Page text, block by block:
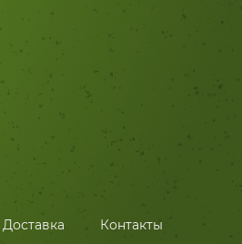
Доставка Контакты